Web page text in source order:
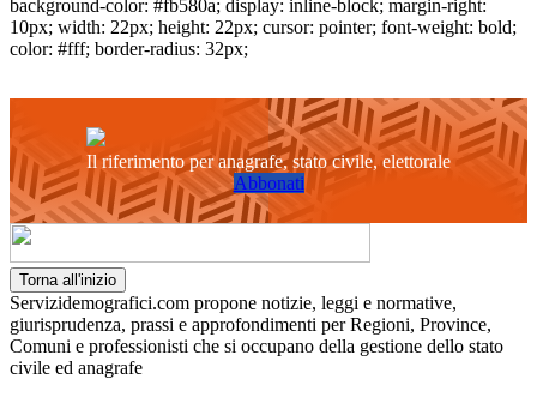
background-color: #fb580a; display: inline-block; margin-right:
10px; width: 22px; height: 22px; cursor: pointer; font-weight: bold;
color: #fff; border-radius: 32px;
Il riferimento per anagrafe, stato civile, elettorale
Abbonati
Torna all'inizio
Servizidemografici.com propone notizie, leggi e normative,
giurisprudenza, prassi e approfondimenti per Regioni, Province,
Comuni e professionisti che si occupano della gestione dello stato
civile ed anagrafe